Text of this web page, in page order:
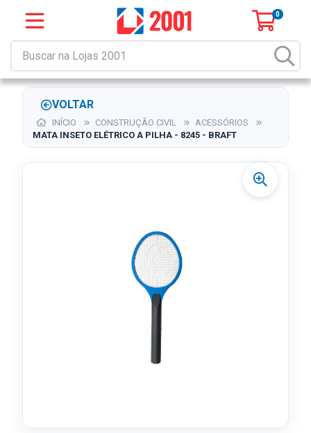
0
VOLTAR
INÍCIO CONSTRUÇÃO CIVIL
ACESSÓRIOS
MATA INSETO ELÉTRICO A PILHA - 8245 - BRAFT